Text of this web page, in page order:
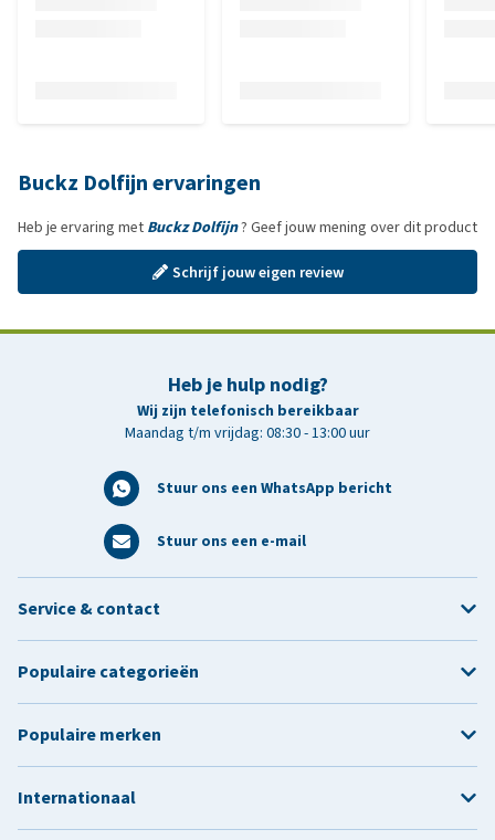
Buckz Dolfijn ervaringen
Heb je ervaring met Buckz Dolfijn? Geef jouw mening over dit product
Schrijf jouw eigen review
Heb je hulp nodig?
Wij zijn telefonisch bereikbaar
Maandag t/m vrijdag: 08:30 - 13:00 uur
Stuur ons een WhatsApp bericht
Stuur ons een e-mail
Service & contact
Populaire categorieën
Populaire merken
Internationaal